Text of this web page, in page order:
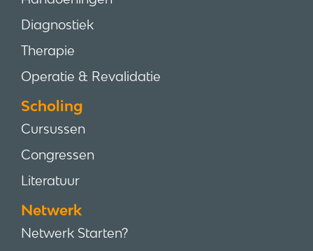
Diagnostiek
Therapie
Operatie & Revalidatie
Scholing
Cursussen
Congressen
Literatuur
Netwerk
Netwerk Starten?